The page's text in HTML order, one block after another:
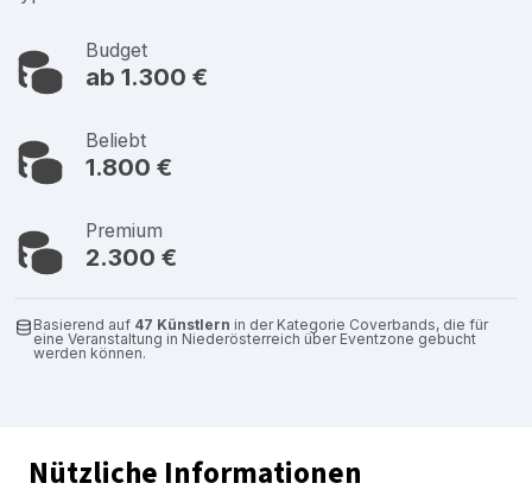
Budget
ab 1.300 €
Beliebt
1.800 €
Premium
2.300 €
Basierend auf 47 Künstlern in der Kategorie Coverbands, die für
eine Veranstaltung in Niederösterreich über Eventzone gebucht
werden können.
Nützliche Informationen